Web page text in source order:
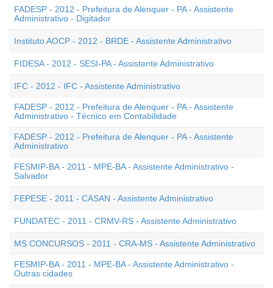
FADESP - 2012 - Prefeitura de Alenquer - PA - Assistente
Administrativo - Digitador
Instituto AOCP - 2012 - BRDE - Assistente Administrativo
FIDESA - 2012 - SESI-PA - Assistente Administrativo
IFC - 2012 - IFC - Assistente Administrativo
FADESP - 2012 - Prefeitura de Alenquer - PA - Assistente
Administrativo - Técnico em Contabilidade
FADESP - 2012 - Prefeitura de Alenquer - PA - Assistente
Administrativo
FESMIP-BA - 2011 - MPE-BA - Assistente Administrativo -
Salvador
FEPESE - 2011 - CASAN - Assistente Administrativo
FUNDATEC - 2011 - CRMV-RS - Assistente Administrativo
MS CONCURSOS - 2011 - CRA-MS - Assistente Administrativo
FESMIP-BA - 2011 - MPE-BA - Assistente Administrativo -
Outras cidades